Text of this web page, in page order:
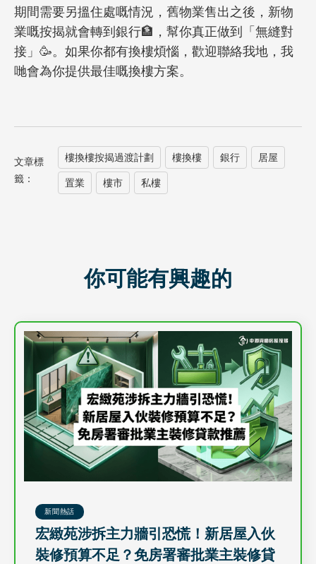
期間需要另搵住處嘅情況，舊物業售出之後，新物
業嘅按揭就會轉到銀行🏦，幫你真正做到「無縫對
接」🥳。如果你都有換樓煩惱，歡迎聯絡我地，我
哋會為你提供最佳嘅換樓方案。
文章標
籤：
樓換樓按揭過渡計劃 樓換樓 銀行 居屋
置業 樓市 私樓
你可能有興趣的
新聞熱話
宏緻苑涉拆主力牆引恐慌！新居屋入伙
裝修預算不足？免房署審批業主裝修貸